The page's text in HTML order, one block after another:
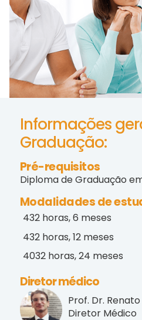
Informações
Graduação:
Pré-requisitos
Diploma de Graduação
Modalidades de
432 horas, 6 meses
432 horas, 12 meses
4032 horas, 24 meses
Diretor médico
Prof. Dr.
Diretor Médico